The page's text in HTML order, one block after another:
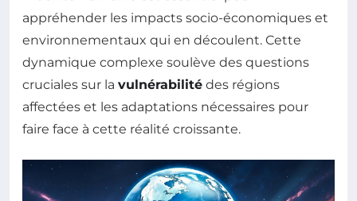
appréhender les impacts socio-économiques et
environnementaux qui en découlent. Cette
dynamique complexe soulève des questions
cruciales sur la vulnérabilité des régions
affectées et les adaptations nécessaires pour
faire face à cette réalité croissante.